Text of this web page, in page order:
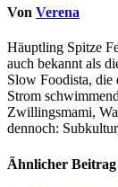
Von Verena
Häuptling Spitze
auch bekannt als
Slow Foodista, die
Strom
Zwillingsmami,
dennoch:
Ähnlicher Beitrag